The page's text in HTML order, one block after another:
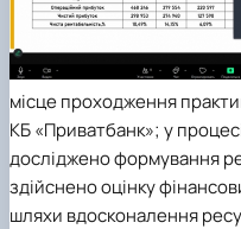
місце проходження
КБ «Приватбанк»; у
досліджено формування
здійснено оцінку
шляхи вдосконалення